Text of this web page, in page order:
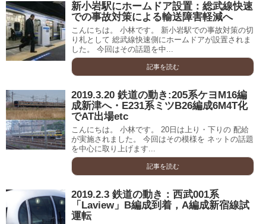
新小岩駅にホームドア設置：総武線快速
での事故対策による輸送障害軽減へ
こんにちは。 小林です。 新小岩駅での事故対策の切
り札として 総武線快速側にホームドアが設置されま
した。 今回はその話題を中...
記事を読む
2019.3.20 鉄道の動き:205系ケヨM16編
成新津へ・E231系ミツB26編成6M4T化
でAT出場etc
こんにちは。 小林です。 20日は上り・下りの 配給
が実施されました。 今回はその模様を ネットの話題
を中心に取り上げます...
記事を読む
2019.2.3 鉄道の動き：西武001系
「Laview」B編成到着，A編成新宿線試
運転